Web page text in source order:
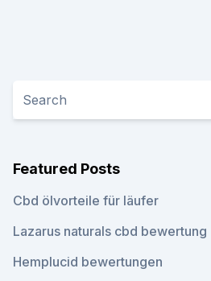
Featured Posts
Cbd ölvorteile für läufer
Lazarus naturals cbd bewertung
Hemplucid bewertungen